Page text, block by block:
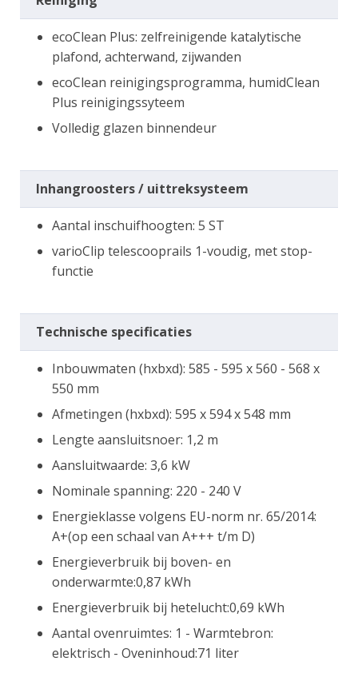
ecoClean Plus: zelfreinigende katalytische
plafond, achterwand, zijwanden
ecoClean reinigingsprogramma, humidClean
Plus reinigingssyteem
Volledig glazen binnendeur
Inhangroosters / uittreksysteem
Aantal inschuifhoogten: 5 ST
varioClip telescooprails 1-voudig, met stop-
functie
Technische specificaties
Inbouwmaten (hxbxd): 585 - 595 x 560 - 568 x
550 mm
Afmetingen (hxbxd): 595 x 594 x 548 mm
Lengte aansluitsnoer: 1,2 m
Aansluitwaarde: 3,6 kW
Nominale spanning: 220 - 240 V
Energieklasse volgens EU-norm nr. 65/2014:
A+(op een schaal van A+++ t/m D)
Energieverbruik bij boven- en
onderwarmte:0,87 kWh
Energieverbruik bij hetelucht:0,69 kWh
Aantal ovenruimtes: 1 - Warmtebron:
elektrisch - Oveninhoud:71 liter